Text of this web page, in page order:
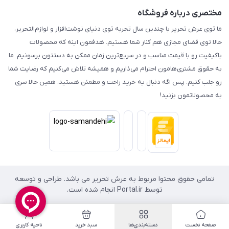
مختصری درباره فروشگاه
ما توی عرش تحریر با چندین سال تجربه توی دنیای نوشت‌افزار و لوازم‌التحریر،
حالا توی فضای مجازی هم کنار شما هستیم. هدفمون اینه که محصولات
باکیفیت رو با قیمت مناسب و در سریع‌ترین زمان ممکن به دستتون برسونیم. ما
به حقوق مشتری‌هامون احترام می‌ذاریم و همیشه تلاش می‌کنیم که رضایت شما
رو جلب کنیم. پس اگه دنبال یه خرید راحت و مطمئن هستید، همین حالا سری
به محصولاتمون بزنید!
تمامی حقوق محتوا مربوط به عرش تحریر می باشد. طراحی و توسعه
توسط Portal.ir انجام شده است.
صفحه نخست دسته‌بندی‌ها سبد خرید ناحیه کاربری